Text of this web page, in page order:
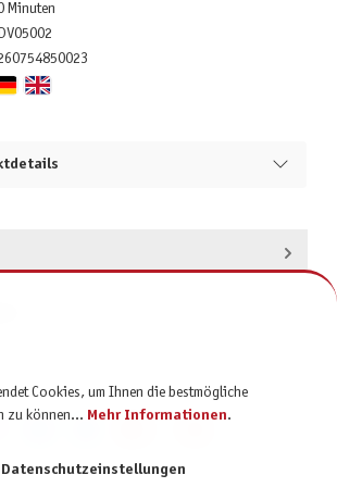
Minuten
Cookies, um Ihnen die bestmögliche
zu können... Mehr Informationen.
Datenschutzeinstellungen